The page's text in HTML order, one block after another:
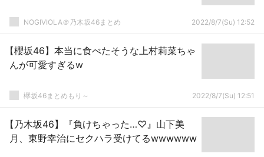
NOGIVIOLA＠乃木坂46まとめ 2022/8/7(Su) 12:52
【櫻坂46】本当に食べたそうな上村莉菜ちゃ
んが可愛すぎるw
欅坂46まとめもり～ 2022/8/7(Su) 12:51
【乃木坂46】『負けちゃった…♡』山下美
月、東野幸治にセクハラ受けてるwwwwww